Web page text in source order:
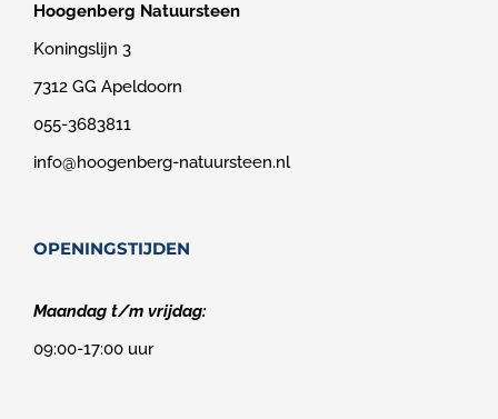
Hoogenberg Natuursteen
Koningslijn 3
7312 GG Apeldoorn
055-3683811
info@hoogenberg-natuursteen.nl
OPENINGSTIJDEN
Maandag t/m vrijdag:
09:00-17:00 uur